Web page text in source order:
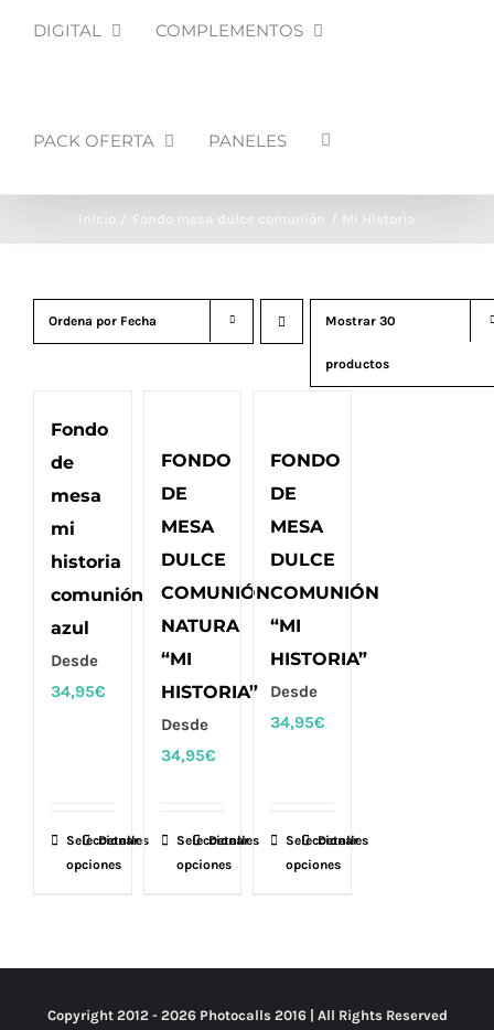
DIGITAL COMPLEMENTOS
PACK OFERTA PANELES
Inicio Fondo mesa dulce comunión Mi Historia
Ordena por Fecha Mostrar 30
productos
Fondo
de
mesa
mi
historia
comunión
azul
Desde
34,95€
Seleccionar
opciones
Este
producto
variantes.
Detalles
FONDO
DE
MESA
DULCE
COMUNIÓN
NATURA
“MI
HISTORIA”
Desde
34,95€
Seleccionar
opciones
Este
producto
variantes.
Detalles
FONDO
DE
MESA
DULCE
COMUNIÓN
“MI
HISTORIA”
Desde
34,95€
Seleccionar
opciones
Este
producto
variantes.
Detalles
Copyright 2012 - 2026 Photocalls 2016| All Rights Reserved